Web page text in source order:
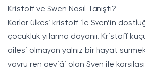
Kristoff ve Swen Nasıl Tanıştı?
Karlar ülkesi kristoff ile Sven’in
çocukluk yıllarına dayanır. Kristoff
ailesi olmayan yalnız bir hayat
yavru ren geyiği olan Sven ile